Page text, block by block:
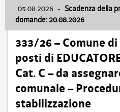
05.08.2026 - Scadenza della
domande: 20.08.2026
333/26 – Comune
posti di
Cat. C – da
comunale –
stabilizzazione